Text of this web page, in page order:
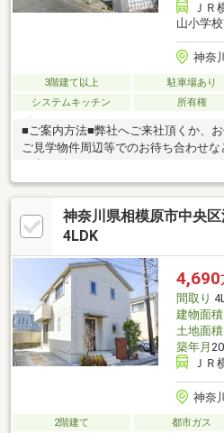
ＪＲ
山小学
神奈
3階建て以上 駐車場あり
システムキッチン
所有権
■ご案内方法■弊社へご来社頂くか、
ご見学物件周辺等でのお待ち合わせな
融機関がオトクですか？・自己資金
か？・諸経費ってどれくらいかかり
くらいになるのか？・車のローンがあ
ローンは組めるのかな？どんな些細な
神奈川県相模原市中央
4LDK
4,690
間取り
建物面積
土地面積
築年月
Ｊ
神奈
2階建て 都市ガス